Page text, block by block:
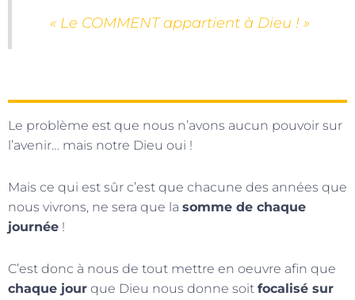
« Le COMMENT appartient à Dieu ! »
Le problème est que nous n’avons aucun pouvoir sur
l’avenir… mais notre Dieu oui !
Mais ce qui est sûr c’est que chacune des années que
nous vivrons, ne sera que la somme de chaque
journée !
C’est donc à nous de tout mettre en oeuvre afin que
chaque jour que Dieu nous donne soit focalisé sur